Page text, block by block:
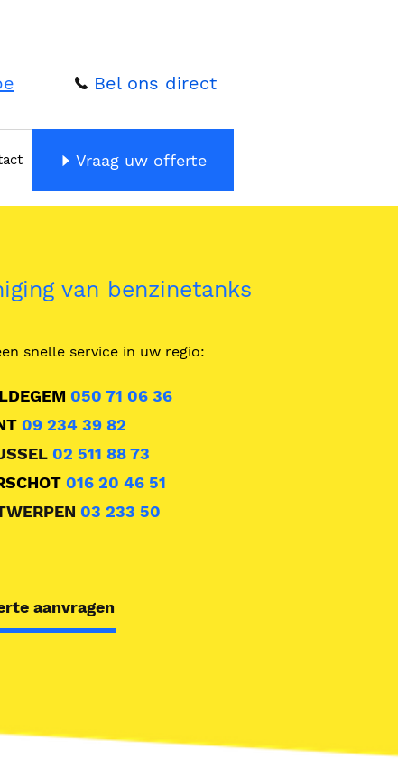
Bel ons direct
Vraag uw offerte
van benzinetanks
snelle service in uw regio:
050 71 06 36
09 234 39 82
02 511 88 73
016 20 46 51
03 233 50
aanvragen